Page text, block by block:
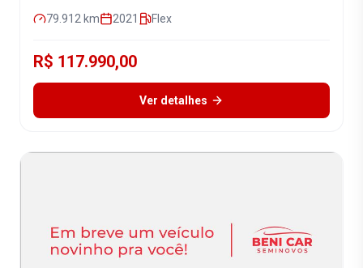
79.912 km 2021 Flex
R$ 117.990,00
Ver detalhes